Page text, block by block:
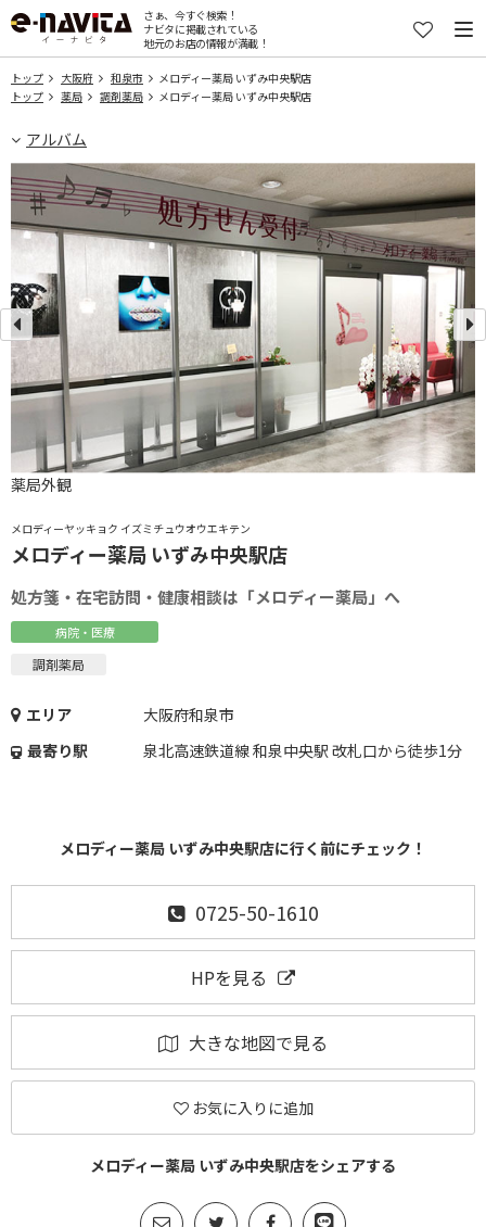
さぁ、今すぐ検索！
ナビタに掲載されている
地元のお店の情報が満載！
トップ 大阪府 和泉市
メロディー薬局 いずみ中央駅店
トップ
薬局 調剤薬局 メロディー薬局 いずみ中央駅店
アルバム
メロディーヤッキョク イズミチュウオウエキテン
メロディー薬局 いずみ中央駅店
処方箋・在宅訪問・健康相談は「メロディー薬局」へ
病院・医療
調剤薬局
エリア
大阪府和泉市
最寄り駅
泉北高速鉄道線 和泉中央駅 改札口から徒歩1分
メロディー薬局 いずみ中央駅店に行く前にチェック！
0725-50-1610
HPを見る
大きな地図で見る
お気に入りに追加
メロディー薬局 いずみ中央駅店をシェアする
薬局外観